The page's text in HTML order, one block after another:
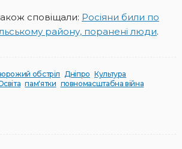
сповіщали: Росіяни били по
району, поранені люди.
обстріл Дніпро Культура
пам'ятки повномасштабна війна